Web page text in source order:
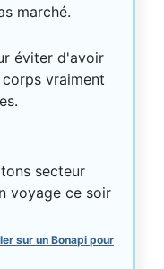
marché.
éviter d'avoir
vraiment
secteur
voyage ce soir
sur un Bonapi pour